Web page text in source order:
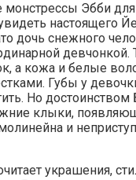
Эбби для
настоящего
дочь снежного
девчонкой.
а кожа и белые
Губы у
Но
клыки,
и
украшения,